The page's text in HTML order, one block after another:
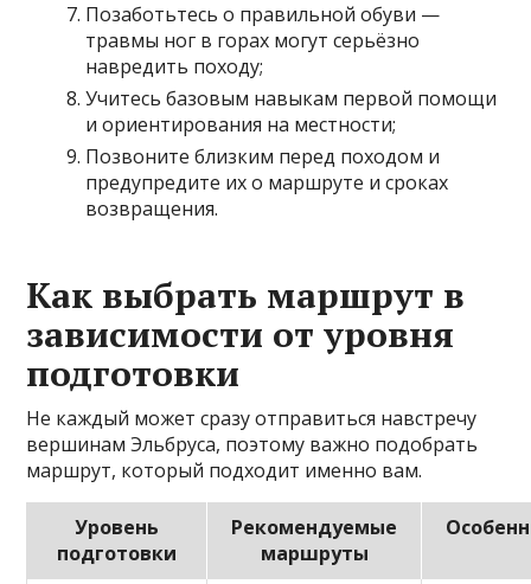
Позаботьтесь о правильной обуви —
травмы ног в горах могут серьёзно
навредить походу;
Учитесь базовым навыкам первой помощи
и ориентирования на местности;
Позвоните близким перед походом и
предупредите их о маршруте и сроках
возвращения.
Как выбрать маршрут в
зависимости от уровня
подготовки
Не каждый может сразу отправиться навстречу
вершинам Эльбруса, поэтому важно подобрать
маршрут, который подходит именно вам.
Уровень
подготовки
Рекомендуемые
маршруты